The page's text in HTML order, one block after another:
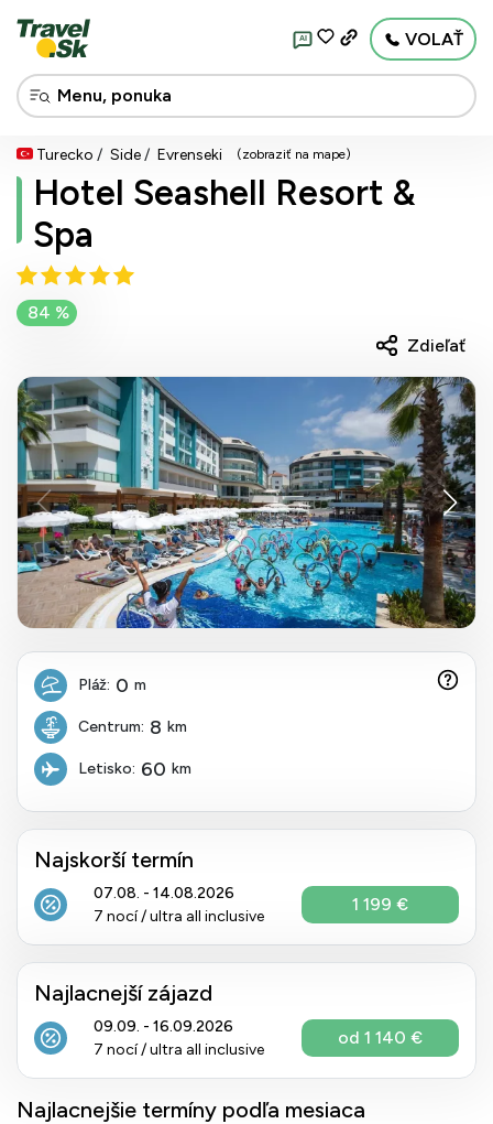
AI VOLAŤ
Turecko Side Evrenseki (zobraziť na mape)
Hotel Seashell Resort &
Spa
84 %
Zdieľať
Pláž: 0 m
Centrum: 8 km
Letisko: 60 km
Najskorší termín
07.08. - 14.08.2026
7 nocí / ultra all inclusive
1 199 €
Najlacnejší zájazd
09.09. - 16.09.2026
7 nocí / ultra all inclusive
od 1 140 €
Najlacnejšie termíny podľa mesiaca